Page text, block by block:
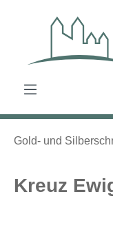
Zum Hauptinhalt
Gold- und
Kreuz